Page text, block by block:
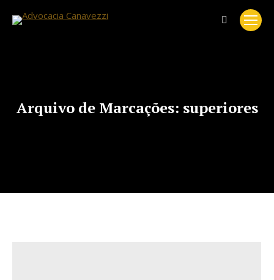
Search:
Arquivo de Marcações: superiores